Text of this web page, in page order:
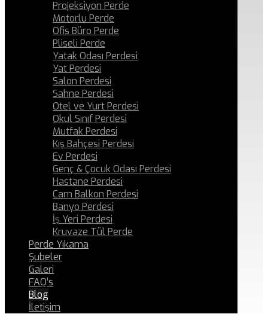
Projeksiyon Perde
Motorlu Perde
Ofis Büro Perde
Pliseli Perde
Yatak Odası Perdesi
Yat Perdesi
Salon Perdesi
Sahne Perdesi
Otel ve Yurt Perdesi
Okul Sınıf Perdesi
Mutfak Perdesi
Kış Bahçesi Perdesi
Ev Perdesi
Genç & Çocuk Odası Perdesi
Hastane Perdesi
Cam Balkon Perdesi
Banyo Perdesi
İş Yeri Perdesi
Kruvaze Tül Perde
Perde Yıkama
Şubeler
Galeri
FAQ’s
Blog
İletişim